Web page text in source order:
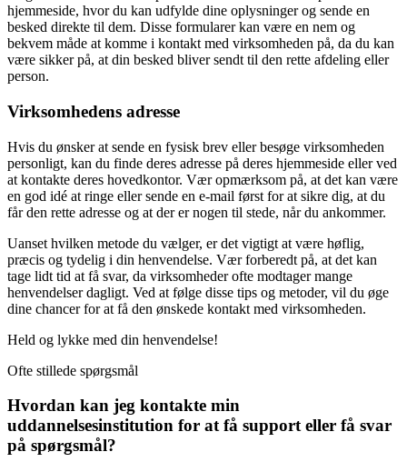
hjemmeside, hvor du kan udfylde dine oplysninger og sende en
besked direkte til dem. Disse formularer kan være en nem og
bekvem måde at komme i kontakt med virksomheden på, da du kan
være sikker på, at din besked bliver sendt til den rette afdeling eller
person.
Virksomhedens adresse
Hvis du ønsker at sende en fysisk brev eller besøge virksomheden
personligt, kan du finde deres adresse på deres hjemmeside eller ved
at kontakte deres hovedkontor. Vær opmærksom på, at det kan være
en god idé at ringe eller sende en e-mail først for at sikre dig, at du
får den rette adresse og at der er nogen til stede, når du ankommer.
Uanset hvilken metode du vælger, er det vigtigt at være høflig,
præcis og tydelig i din henvendelse. Vær forberedt på, at det kan
tage lidt tid at få svar, da virksomheder ofte modtager mange
henvendelser dagligt. Ved at følge disse tips og metoder, vil du øge
dine chancer for at få den ønskede kontakt med virksomheden.
Held og lykke med din henvendelse!
Ofte stillede spørgsmål
Hvordan kan jeg kontakte min
uddannelsesinstitution for at få support eller få svar
på spørgsmål?